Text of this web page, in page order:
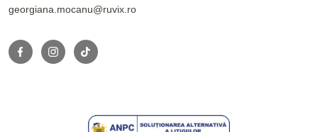
georgiana.mocanu@ruvix.ro